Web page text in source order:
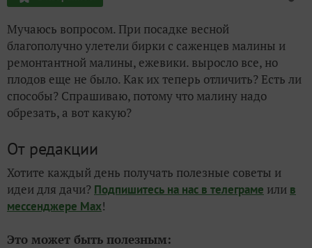
Мучаюсь вопросом. При посадке весной
благополучно улетели бирки с саженцев малины и
ремонтантной малины, ежевики. выросло все, но
плодов еще не было. Как их теперь отличить? Есть ли
способы? Спрашиваю, потому что малину надо
обрезать, а вот какую?
От редакции
Хотите каждый день получать полезные советы и
идеи для дачи? Подпишитесь на нас в телеграме или в
мессенджере Max!
Это может быть полезным: